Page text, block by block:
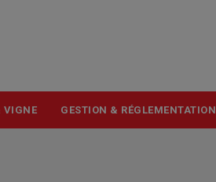
VIGNE GESTION & RÉGLEMENTATION